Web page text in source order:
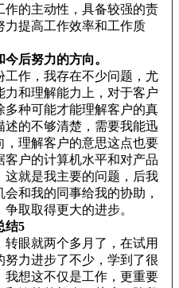
作的主动性，具备较强的责
力提高工作效率和工作质
后努力的方向。
作，我存在不少问题，尤
力和理解能力上，对于客户
多种可能才能理解客户的真
述的不够清楚，需要我能迅
，理解客户的意思这点也要
客户的计算机水平和对产品
这就是我主要的问题，后我
和我的同事给我的协助，
取取得更大的进步。
结5
眼就两个多月了，在试用
努力进步了不少，学到了很
我想这不仅是工作，更重要